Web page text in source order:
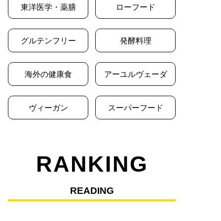
東洋医学・薬膳 ローフード
グルテンフリー 発酵料理
海外の健康食 アーユルヴェーダ
ヴィーガン スーパーフード
RANKING
READING